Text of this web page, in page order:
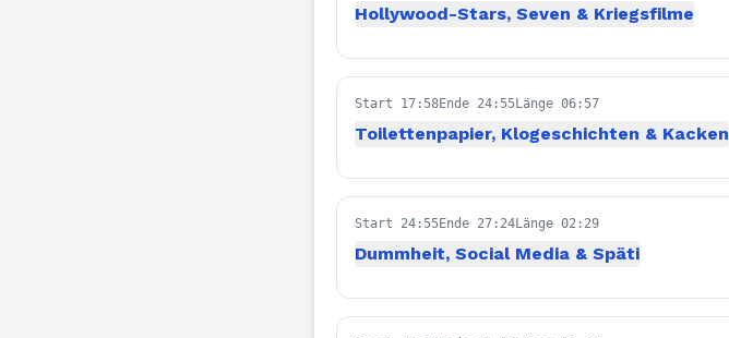
Hollywood-Stars, Seven & Kriegsfilme
Start 17:58Ende 24:55Länge 06:57
Toilettenpapier, Klogeschichten & Kacken
Start 24:55Ende 27:24Länge 02:29
Dummheit, Social Media & Späti